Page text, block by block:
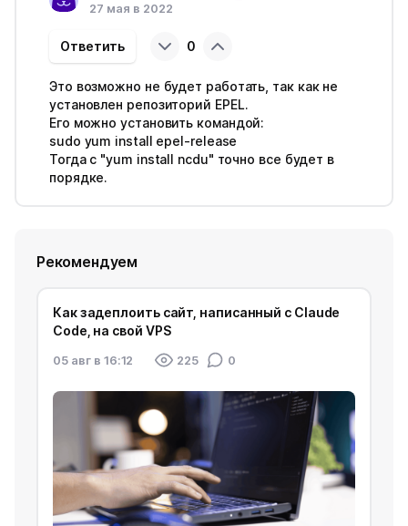
27 мая в 2022
0
Ответить
Это возможно не будет работать, так как не
установлен репозиторий EPEL.
Его можно установить командой:
sudo yum install epel-release
Тогда с "yum install ncdu" точно все будет в
порядке.
Рекомендуем
Как задеплоить сайт, написанный с Claude
Code, на свой VPS
05 авг в 16:12 225 0